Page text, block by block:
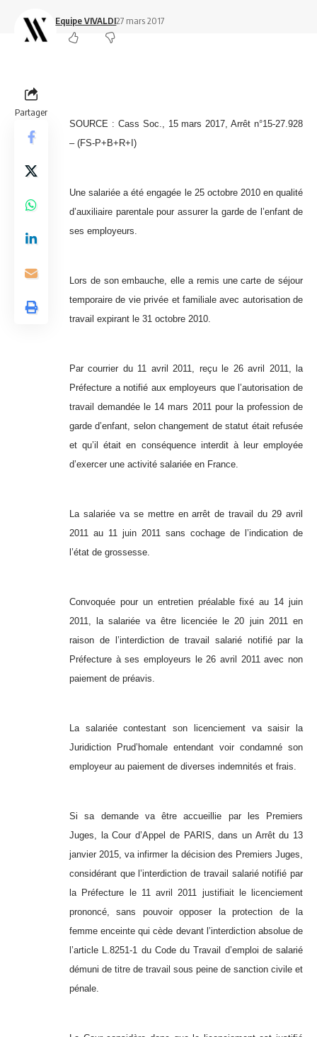
Equipe VIVALDI27 mars 2017
Partager
SOURCE : Cass Soc., 15 mars 2017, Arrêt n°15-27.928
– (FS-P+B+R+I)
Une salariée a été engagée le 25 octobre 2010 en qualité
d’auxiliaire parentale pour assurer la garde de l’enfant de
ses employeurs.
Lors de son embauche, elle a remis une carte de séjour
temporaire de vie privée et familiale avec autorisation de
travail expirant le 31 octobre 2010.
Par courrier du 11 avril 2011, reçu le 26 avril 2011, la
Préfecture a notifié aux employeurs que l’autorisation de
travail demandée le 14 mars 2011 pour la profession de
garde d’enfant, selon changement de statut était refusée
et qu’il était en conséquence interdit à leur employée
d’exercer une activité salariée en France.
La salariée va se mettre en arrêt de travail du 29 avril
2011 au 11 juin 2011 sans cochage de l’indication de
l’état de grossesse.
Convoquée pour un entretien préalable fixé au 14 juin
2011, la salariée va être licenciée le 20 juin 2011 en
raison de l’interdiction de travail salarié notifié par la
Préfecture à ses employeurs le 26 avril 2011 avec non
paiement de préavis.
La salariée contestant son licenciement va saisir la
Juridiction Prud’homale entendant voir condamné son
employeur au paiement de diverses indemnités et frais.
Si sa demande va être accueillie par les Premiers
Juges, la Cour d’Appel de PARIS, dans un Arrêt du 13
janvier 2015, va infirmer la décision des Premiers Juges,
considérant que l’interdiction de travail salarié notifié par
la Préfecture le 11 avril 2011 justifiait le licenciement
prononcé, sans pouvoir opposer la protection de la
femme enceinte qui cède devant l’interdiction absolue de
l’article L.8251-1 du Code du Travail d’emploi de salarié
démuni de titre de travail sous peine de sanction civile et
pénale.